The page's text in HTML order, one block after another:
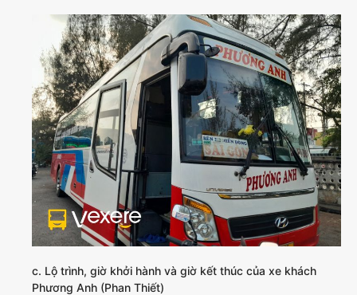
c. Lộ trình, giờ khởi hành và giờ kết thúc của xe khách
Phương Anh (Phan Thiết)